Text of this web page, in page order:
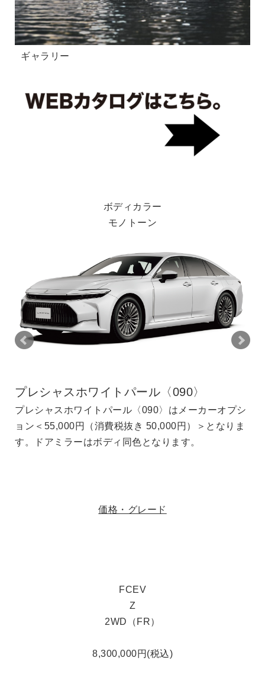
ギャラリー
ボディカラー
モノトーン
ール〈090〉
〈090〉はメーカーオプシ
き 50,000円）＞となりま
色となります。
プレシャスシルバー〈
プレシャスシルバー〈1J6
55,000円（消費税抜き
アミラーはボディ同色とな
価格・グレード
FCEV
Z
2WD（FR）
8,300,000円(税込)